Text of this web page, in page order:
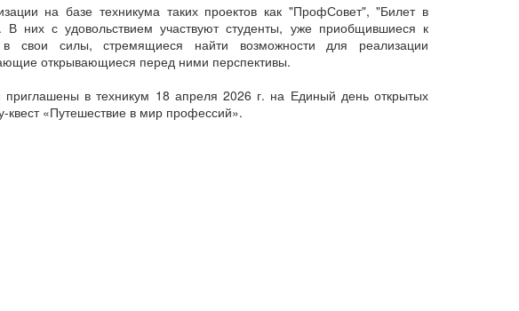
на базе техникума таких проектов как "ПрофСовет", "Билет в
них с удовольствием участвуют студенты, уже приобщившиеся к
в свои силы, стремящиеся найти возможности для реализации
открывающиеся перед ними перспективы.
в техникум 18 апреля 2026 г. на Единый день открытых
квест «Путешествие в мир профессий».